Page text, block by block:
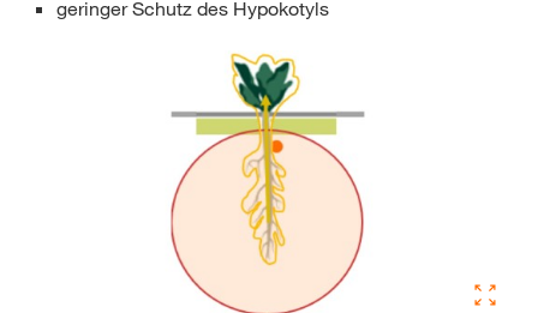
geringer Schutz des Hypokotyls